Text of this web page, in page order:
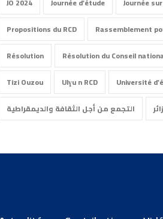
Propositions du RCD
Rassemblement
Résolution
Résolution du Conseil
Tizi Ouzou
Ulɣu n RCD Université
التجمع من أجل الثقافة والديمقراطية